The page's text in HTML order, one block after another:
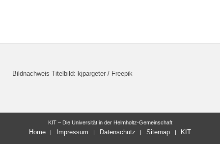
Bildnachweis Titelbild: kjpargeter / Freepik
KIT – Die Universität in der Helmholtz-Gemeinschaft
Home Impressum Datenschutz Sitemap KIT